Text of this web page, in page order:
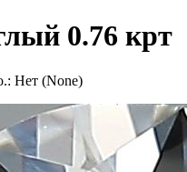
0.76 крт
Нет (None)